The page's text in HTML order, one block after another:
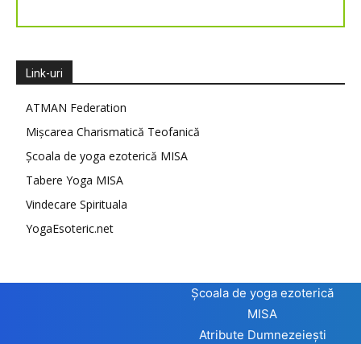
Link-uri
ATMAN Federation
Mișcarea Charismatică Teofanică
Școala de yoga ezoterică MISA
Tabere Yoga MISA
Vindecare Spirituala
YogaEsoteric.net
Școala de yoga ezoterică
MISA
Atribute Dumnezeiești